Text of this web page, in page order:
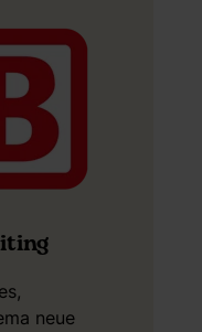
neue